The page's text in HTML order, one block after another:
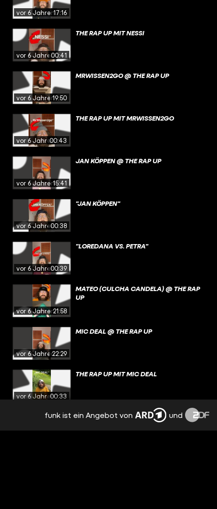
vor 6 Jahren17:16
vor 6 Jahren00:41
THE RAP UP MIT NESSI
vor 6 Jahren19:50
MRWISSEN2GO @ THE RAP UP
vor 6 Jahren00:43
THE RAP UP MIT MRWISSEN2GO
vor 6 Jahren15:41
JAN KÖPPEN @ THE RAP UP
vor 6 Jahren00:38
"JAN KÖPPEN"
vor 6 Jahren00:39
"LOREDANA VS. PETRA"
vor 6 Jahren21:58
MATEO (CULCHA CANDELA) @ THE RAP
UP
vor 6 Jahren22:29
MIC DEAL @ THE RAP UP
vor 6 Jahren00:33
THE RAP UP MIT MIC DEAL
"ED SHEERANS VERSCHOLLENES ALBUM"
funk ist ein Angebot von und